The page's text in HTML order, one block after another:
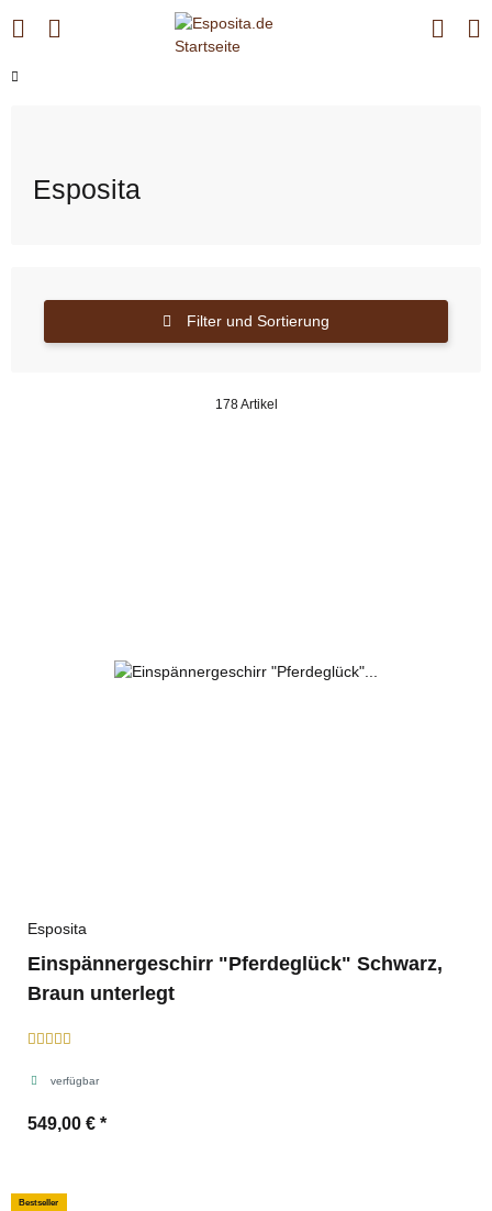
Esposita
Filter und Sortierung
178 Artikel
Esposita
Einspännergeschirr "Pferdeglück" Schwarz,
Braun unterlegt
verfügbar
549,00 € *
Bestseller